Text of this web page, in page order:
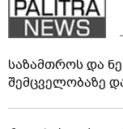
საზამთროს და
შემცველობაზე